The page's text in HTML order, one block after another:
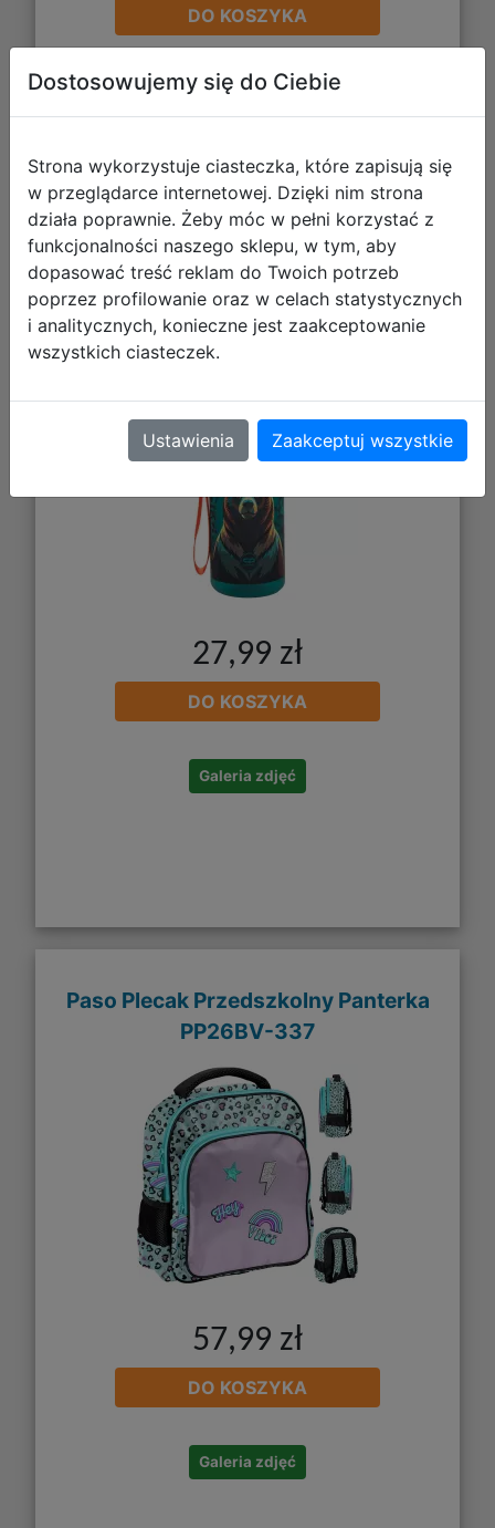
DO KOSZYKA
Galeria zdjęć
CoolPack Brisk Bidon Mini 400ml
Bear Z17968
27,99 zł
DO KOSZYKA
Galeria zdjęć
Paso Plecak Przedszkolny Panterka
PP26BV-337
57,99 zł
DO KOSZYKA
Galeria zdjęć
Dostosowujemy się do Ciebie
Strona wykorzystuje ciasteczka, które zapisują się
w przeglądarce internetowej. Dzięki nim strona
działa poprawnie. Żeby móc w pełni korzystać z
funkcjonalności naszego sklepu, w tym, aby
dopasować treść reklam do Twoich potrzeb
poprzez profilowanie oraz w celach statystycznych
i analitycznych, konieczne jest zaakceptowanie
wszystkich ciasteczek.
Ustawienia Zaakceptuj wszystkie